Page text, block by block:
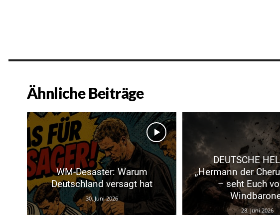
Ähnliche Beiträge
WM-Desaster: Warum
Deutschland versagt hat
30. Juni 2026
DEUTSCHE
„Hermann der
– seht Euch
28. Juni 2026